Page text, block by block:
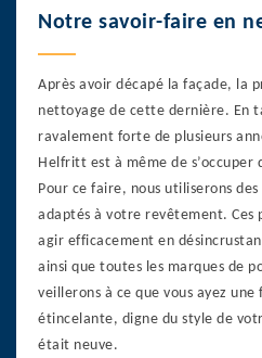
Notre savoir-faire en
Après avoir décapé la façade, la
nettoyage de cette dernière. En
ravalement forte de plusieurs
Helfritt est à même de s’occuper
Pour ce faire, nous utiliserons
adaptés à votre revêtement.
agir efficacement en
ainsi que toutes les marques de
veillerons à ce que vous ayez
étincelante, digne du style de
était neuve.